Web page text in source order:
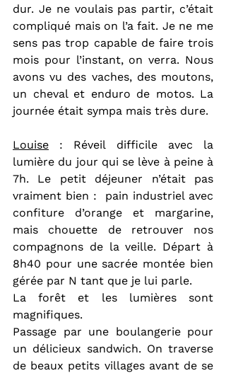
dur. Je ne voulais pas partir, c’était
compliqué mais on l’a fait. Je ne me
sens pas trop capable de faire trois
mois pour l’instant, on verra. Nous
avons vu des vaches, des moutons,
un cheval et enduro de motos. La
journée était sympa mais très dure.
Louise : Réveil difficile avec la
lumière du jour qui se lève à peine à
7h. Le petit déjeuner n’était pas
vraiment bien :  pain industriel avec
confiture d’orange et margarine,
mais chouette de retrouver nos
compagnons de la veille. Départ à
8h40 pour une sacrée montée bien
gérée par N tant que je lui parle.
La forêt et les lumières sont
magnifiques.
Passage par une boulangerie pour
un délicieux sandwich. On traverse
de beaux petits villages avant de se